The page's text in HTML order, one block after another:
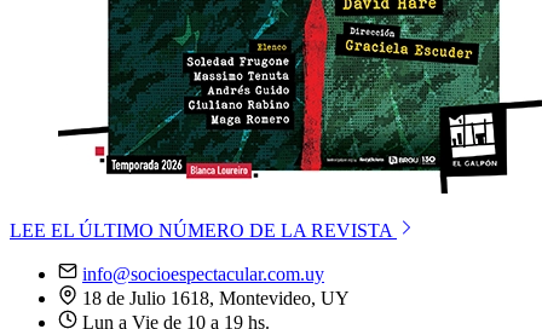
LEE EL ÚLTIMO NÚMERO DE LA REVISTA
info@socioespectacular.com.uy
18 de Julio 1618, Montevideo, UY
Lun a Vie de 10 a 19 hs.